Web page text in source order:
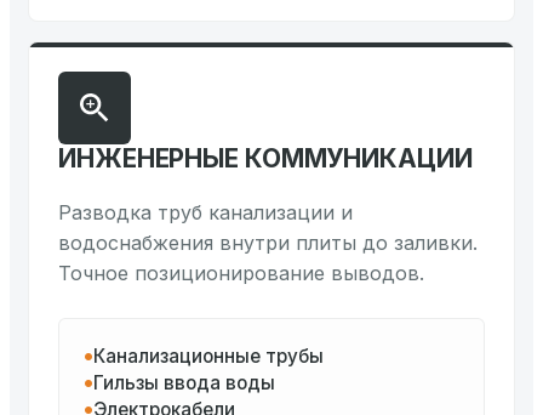
ИНЖЕНЕРНЫЕ КОММУНИКАЦИИ
Разводка труб канализации и
водоснабжения внутри плиты до заливки.
Точное позиционирование выводов.
Канализационные трубы
Гильзы ввода воды
Электрокабели